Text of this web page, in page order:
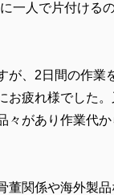
一人で片付ける
が、2日間の作業
お疲れ様でした
々があり作業代
董関係や海外製